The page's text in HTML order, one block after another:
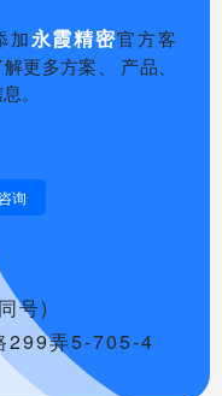
上海注册网络科技公司的
，但是如何维持自己的诚
合理合法的减轻自己网络
压力才是创业者们需要高
加永霞精密官方客
更多方案、 产品、
。
询
号)
299弄5-705-4